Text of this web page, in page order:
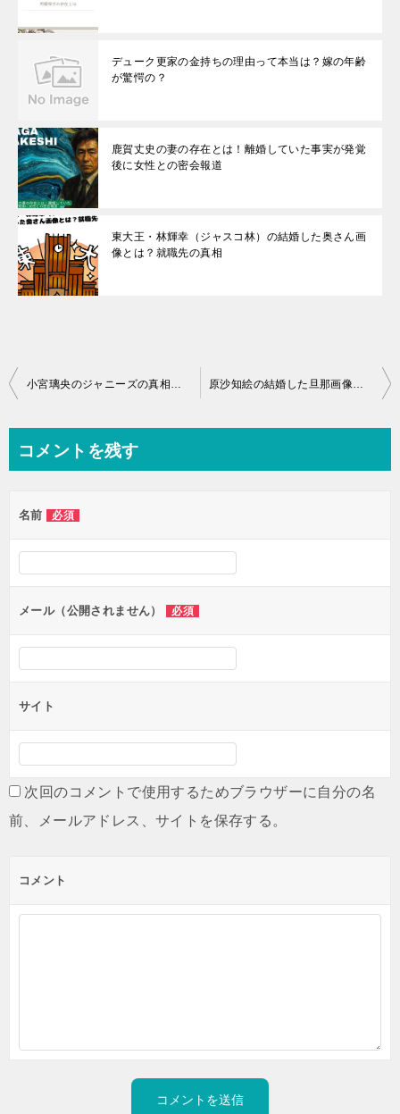
デューク更家の金持ちの理由って本当は？嫁の年齢
が驚愕の？
鹿賀丈史の妻の存在とは！離婚していた事実が発覚
後に女性との密会報道
東大王・林輝幸（ジャスコ林）の結婚した奥さん画
像とは？就職先の真相
投
ビ
ー
シ
ン
小宮璃央のジャニーズの真相は？彼女との熱愛のスクープとは？ 原沙知絵の結婚した旦那画像や職業！子供の存在とは？ハーフという噂の真相とは
コメントを残す
名前 必須
メール（公開されません） 必須
サイト
次回のコメントで使用するためブラウザーに自分の名
前、メールアドレス、サイトを保存する。
コメント